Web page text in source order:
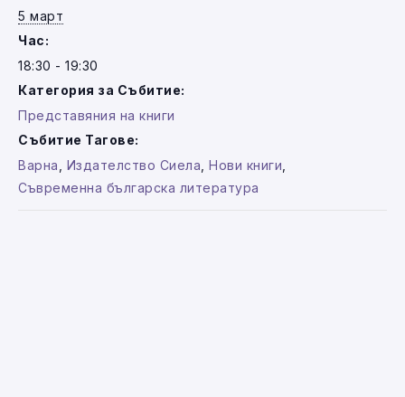
5 март
Час:
18:30 - 19:30
Категория за Събитие:
Представяния на книги
Събитие Тагове:
Варна
Издателство Сиела Нови книги
Съвременна българска литература